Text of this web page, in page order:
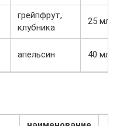
грейпфрут,
клубника
25 мл
апельсин 40 мл